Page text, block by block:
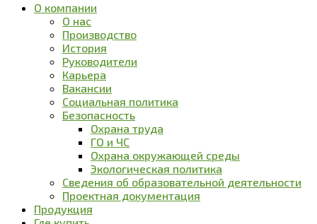
О компании
О нас
Производство
История
Руководители
Карьера
Вакансии
Социальная политика
Безопасность
Охрана труда
ГО и ЧС
Охрана окружающей среды
Экологическая политика
Сведения об образовательной деятельности
Проектная документация
Продукция